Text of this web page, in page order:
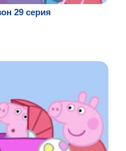
29 серия